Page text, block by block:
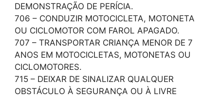
DEMONSTRAÇÃO DE PERÍCIA.
706 – CONDUZIR MOTOCICLETA, MOTONETA
OU CICLOMOTOR COM FAROL APAGADO.
707 – TRANSPORTAR CRIANÇA MENOR DE 7
ANOS EM MOTOCICLETAS, MOTONETAS OU
CICLOMOTORES.
715 – DEIXAR DE SINALIZAR QUALQUER
OBSTÁCULO À SEGURANÇA OU À LIVRE